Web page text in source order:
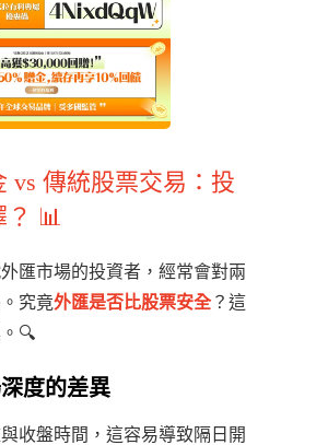
vs 傳統股票交易：投
📊
匯市場的投資者，經常會對兩
究竟外匯是否比股票安全 ？這
🔍
度的差異
收盤時間，這容易導致隔日開